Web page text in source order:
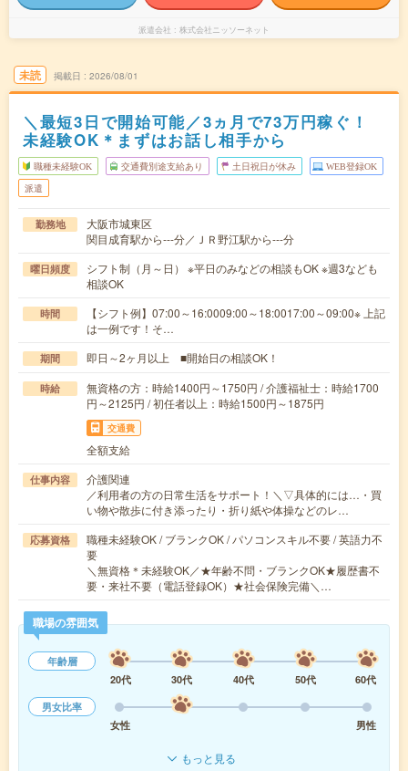
派遣会社 株式会社ニッソーネット
未読 掲載日 2026/08/01
＼最短3日で開始可能／3ヵ月で73万円稼ぐ！
未経験OK＊まずはお話し相手から
職種未経験OK 交通費別途支給あり 土日祝日が休み WEB登録OK
派遣
勤務地
大阪市城東区
関目成育駅から---分／ＪＲ野江駅から---分
曜日頻度
シフト制（月～日） ※平日のみなどの相談もOK ※週3なども
相談OK
時間
【シフト例】07:00～16:0009:00～18:0017:00～09:00※ 上記
は一例です！そ…
期間 即日～2ヶ月以上 ■開始日の相談OK！
時給
無資格の方：時給1400円～1750円 / 介護福祉士：時給1700
円～2125円 / 初任者以上：時給1500円～1875円
交通費
全額支給
仕事内容
介護関連
／利用者の方の日常生活をサポート！＼▽具体的には…・買
い物や散歩に付き添ったり・折り紙や体操などのレ…
応募資格
職種未経験OK / ブランクOK / パソコンスキル不要 / 英語力不
要
＼無資格＊未経験OK／★年齢不問・ブランクOK★履歴書不
要・来社不要（電話登録OK）★社会保険完備＼…
職場の雰囲気
年齢層
20代
30代 40代 50代
60代
男女比率
女性
男性
もっと見る